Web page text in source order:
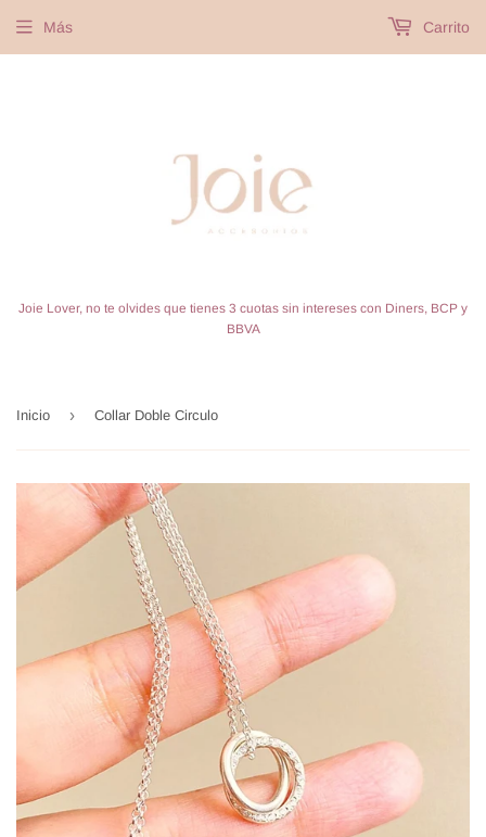
Joie Lover, no te olvides que tienes 3 cuotas sin intereses con Diners, BCP y
BBVA
Más Carrito
Inicio › Collar Doble Circulo